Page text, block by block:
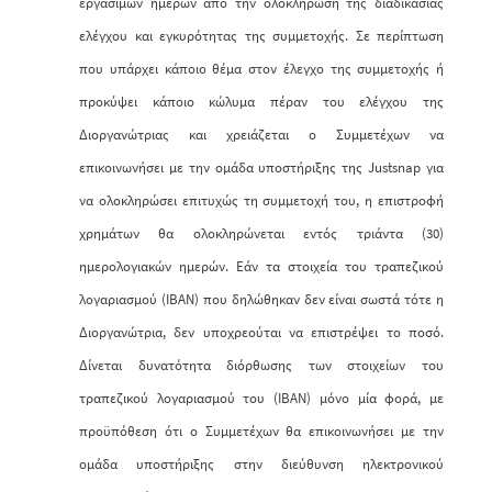
ελέγχου και εγκυρότητας της συμμετοχής. Σε περίπτωση
που υπάρχει κάποιο θέμα στον έλεγχο της συμμετοχής ή
προκύψει κάποιο κώλυμα πέραν του ελέγχου της
Διοργανώτριας και χρειάζεται ο Συμμετέχων να
επικοινωνήσει με την ομάδα υποστήριξης της Justsnap για
να ολοκληρώσει επιτυχώς τη συμμετοχή του, η επιστροφή
χρημάτων θα ολοκληρώνεται εντός τριάντα (30)
ημερολογιακών ημερών. Εάν τα στοιχεία του τραπεζικού
λογαριασμού (IBAN) που δηλώθηκαν δεν είναι σωστά τότε η
Διοργανώτρια, δεν υποχρεούται να επιστρέψει το ποσό.
Δίνεται δυνατότητα διόρθωσης των στοιχείων του
τραπεζικού λογαριασμού του (IBAN) μόνο μία φορά, με
προϋπόθεση ότι ο Συμμετέχων θα επικοινωνήσει με την
ομάδα υποστήριξης στην διεύθυνση ηλεκτρονικού